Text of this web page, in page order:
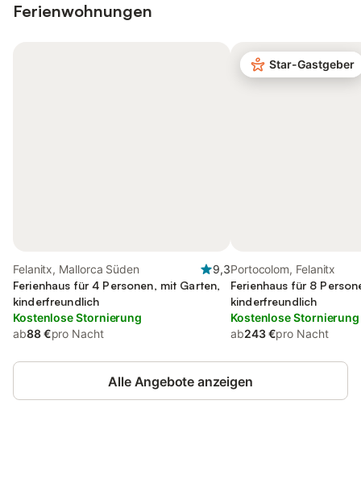
Ferienwohnungen
Felanitx, Mallorca Süden
9,3
Ferienhaus für 4 Personen, mit Garten,
kinderfreundlich
Kostenlose Stornierung
ab88 €pro Nacht
Star-Gastgeber
Portocolom, Felanitx
Ferienhaus für 8
kinderfreundlich
Kostenlose Stornierung
ab243 €pro Nacht
Alle Angebote anzeigen